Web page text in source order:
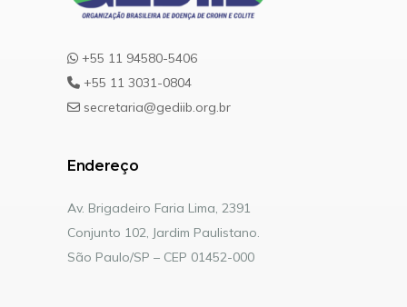
+55 11 94580-5406
+55 11 3031-0804
secretaria@gediib.org.br
Endereço
Av. Brigadeiro Faria Lima, 2391
Conjunto 102, Jardim Paulistano.
São Paulo/SP – CEP 01452-000